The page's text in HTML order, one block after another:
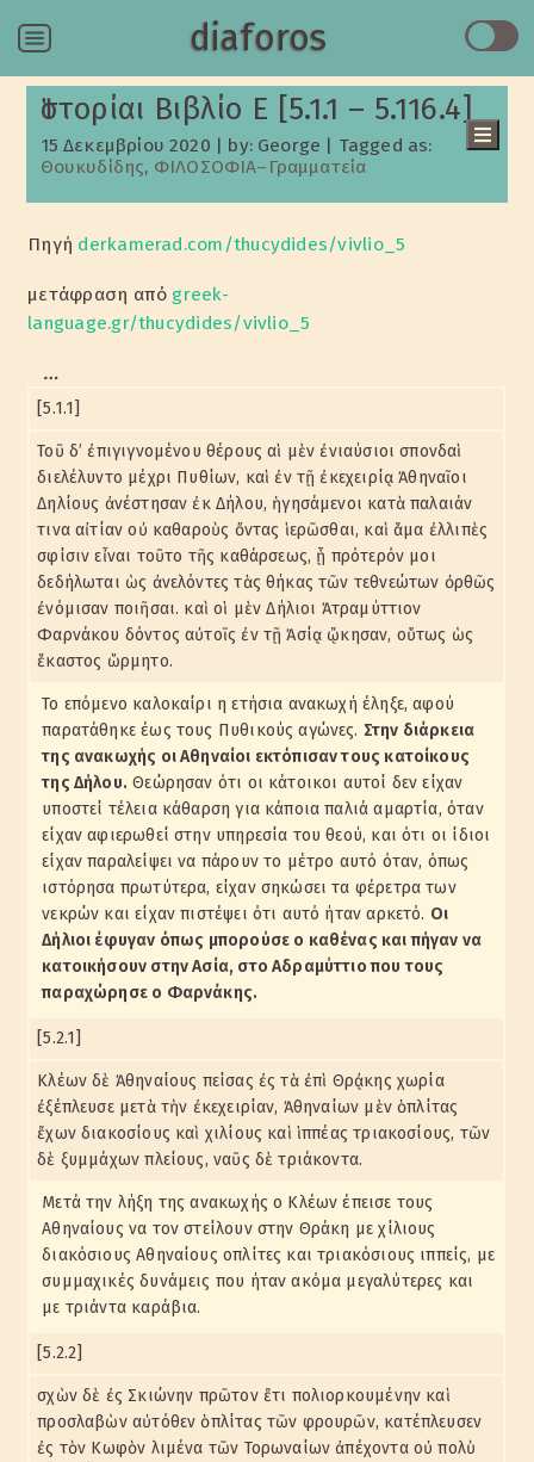
Menu diaforos
Ἱστορίαι Βιβλίο Ε [5.1.1 – 5.116.4]
15 Δεκεμβρίου 2020 | by: George | Tagged as:
Θουκυδίδης, ΦΙΛΟΣΟΦΙΑ–Γραμματεία
Πηγή derkamerad.com/thucydides/vivlio_5
μετάφραση από greek-
language.gr/thucydides/vivlio_5
…
[5.1.1]
Τοῦ δ’ ἐπιγιγνομένου θέρους αἱ μὲν ἐνιαύσιοι σπονδαὶ
διελέλυντο μέχρι Πυθίων, καὶ ἐν τῇ ἐκεχειρίᾳ Ἀθηναῖοι
Δηλίους ἀνέστησαν ἐκ Δήλου, ἡγησάμενοι κατὰ παλαιάν
τινα αἰτίαν οὐ καθαροὺς ὄντας ἱερῶσθαι, καὶ ἅμα ἐλλιπὲς
σφίσιν εἶναι τοῦτο τῆς καθάρσεως, ᾗ πρότερόν μοι
δεδήλωται ὡς ἀνελόντες τὰς θήκας τῶν τεθνεώτων ὀρθῶς
ἐνόμισαν ποιῆσαι. καὶ οἱ μὲν Δήλιοι Ἀτραμύττιον
Φαρνάκου δόντος αὐτοῖς ἐν τῇ Ἀσίᾳ ᾤκησαν, οὕτως ὡς
ἕκαστος ὥρμητο.
Το επόμενο καλοκαίρι η ετήσια ανακωχή έληξε, αφού
παρατάθηκε έως τους Πυθικούς αγώνες. Στην διάρκεια
της ανακωχής οι Αθηναίοι εκτόπισαν τους κατοίκους
της Δήλου. Θεώρησαν ότι οι κάτοικοι αυτοί δεν είχαν
υποστεί τέλεια κάθαρση για κάποια παλιά αμαρτία, όταν
είχαν αφιερωθεί στην υπηρεσία του θεού, και ότι οι ίδιοι
είχαν παραλείψει να πάρουν το μέτρο αυτό όταν, όπως
ιστόρησα πρωτύτερα, είχαν σηκώσει τα φέρετρα των
νεκρών και είχαν πιστέψει ότι αυτό ήταν αρκετό. Οι
Δήλιοι έφυγαν όπως μπορούσε ο καθένας και πήγαν να
κατοικήσουν στην Ασία, στο Αδραμύττιο που τους
παραχώρησε ο Φαρνάκης.
[5.2.1]
Κλέων δὲ Ἀθηναίους πείσας ἐς τὰ ἐπὶ Θρᾴκης χωρία
ἐξέπλευσε μετὰ τὴν ἐκεχειρίαν, Ἀθηναίων μὲν ὁπλίτας
ἔχων διακοσίους καὶ χιλίους καὶ ἱππέας τριακοσίους, τῶν
δὲ ξυμμάχων πλείους, ναῦς δὲ τριάκοντα.
Μετά την λήξη της ανακωχής ο Κλέων έπεισε τους
Αθηναίους να τον στείλουν στην Θράκη με χίλιους
διακόσιους Αθηναίους οπλίτες και τριακόσιους ιππείς, με
συμμαχικές δυνάμεις που ήταν ακόμα μεγαλύτερες και
με τριάντα καράβια.
[5.2.2]
σχὼν δὲ ἐς Σκιώνην πρῶτον ἔτι πολιορκουμένην καὶ
προσλαβὼν αὐτόθεν ὁπλίτας τῶν φρουρῶν, κατέπλευσεν
ἐς τὸν Κωφὸν λιμένα τῶν Τορωναίων ἀπέχοντα οὐ πολὺ
Πίνακας Περιεχομένων